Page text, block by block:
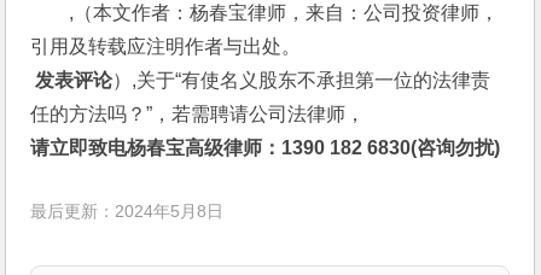
,（本文作者：杨春宝律师，来自：公司投资律师，
引用及转载应注明作者与出处。
发表评论）,关于“有使名义股东不承担第一位的法律责
任的方法吗？”，若需聘请公司法律师，
请立即致电杨春宝高级律师：1390 182 6830(咨询勿扰)
最后更新：2024年5月8日